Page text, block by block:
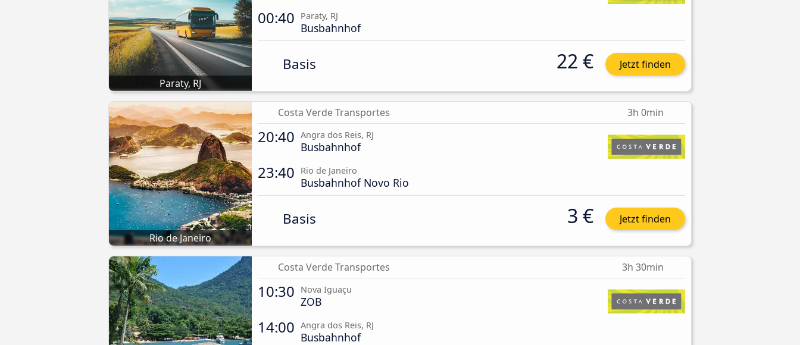
Paraty, RJ
00:40 Paraty, RJ
Busbahnhof
Basis 22 € Jetzt finden
Rio de Janeiro
Costa Verde Transportes 3h 0min
20:40 Angra dos Reis, RJ
Busbahnhof
23:40 Rio de Janeiro
Busbahnhof Novo Rio
Basis 3 € Jetzt finden
Costa Verde Transportes 3h 30min
10:30 Nova Iguaçu
ZOB
14:00 Angra dos Reis, RJ
Busbahnhof